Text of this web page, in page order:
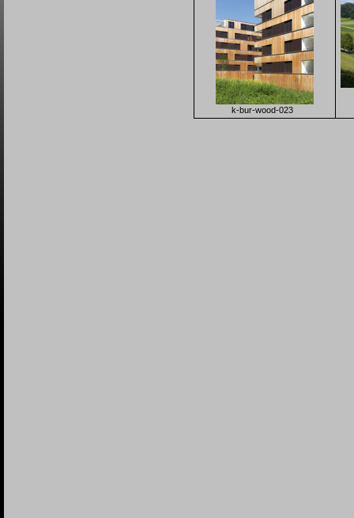
k-bur-wood-023